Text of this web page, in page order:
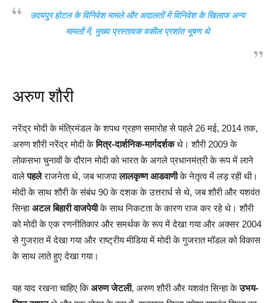
उदयपुर होटल के विनिवेश मामले और अदालतों में विनिवेश के खिलाफ अन्य
मामलों में, मुख्य प्रस्तावक वकील प्रशांत भूषण थे
अरुण शौरी
नरेंद्र मोदी के मंत्रिमंडल के शपथ ग्रहण समारोह से पहले 26 मई, 2014 तक,
अरुण शौरी नरेंद्र मोदी केमित्र-दार्शनिक-मार्गदर्शकथे। शौरी 2009 के
लोकसभा चुनावों के दौरान मोदी को भारत के अगले प्रधानमंत्री के रूप में लाने
वालेपहलेराजनेता थे, जब भाजपालालकृष्ण आडवाणीके नेतृत्व में लड़ रही थी।
मोदी के साथ शौरी के संबंध 90 के दशक के उत्तरार्ध से थे, जब शौरी और यशवंत
सिन्हाअटल बिहारी वाजपेयीके साथ निकटता के कारण राज कर रहे थे। शौरी
को मोदी के एक रणनीतिकार और समर्थक के रूप में देखा गया और अक्सर 2004
से गुजरात में देखा गया और राष्ट्रीय मीडिया में मोदी के गुजरात मॉडल को विकास
के साथ लाते हुए देखा गया।
यह याद रखना चाहिए किअरुण जेटली, अरुण शौरी और यशवंत सिन्हा केउभय-